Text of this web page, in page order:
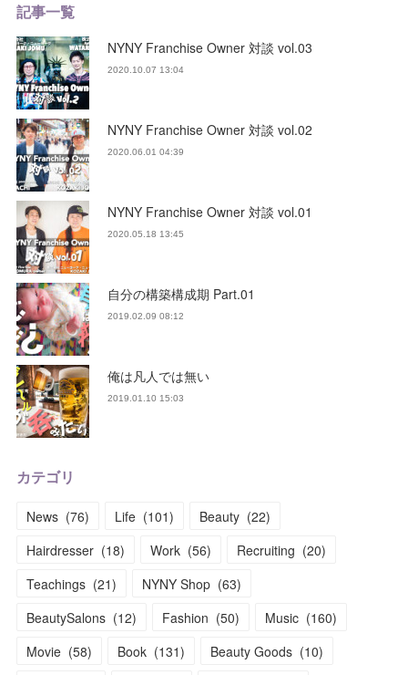
記事一覧
NYNY Franchise Owner 対談 vol.03
2020.10.07 13:04
NYNY Franchise Owner 対談 vol.02
2020.06.01 04:39
NYNY Franchise Owner 対談 vol.01
2020.05.18 13:45
自分の構築構成期 Part.01
2019.02.09 08:12
俺は凡人では無い
2019.01.10 15:03
カテゴリ
News (76) Life (101) Beauty (22)
Hairdresser (18) Work (56) Recruiting (20)
Teachings (21) NYNY Shop (63)
BeautySalons (12) Fashion (50) Music (160)
Movie (58) Book (131) Beauty Goods (10)